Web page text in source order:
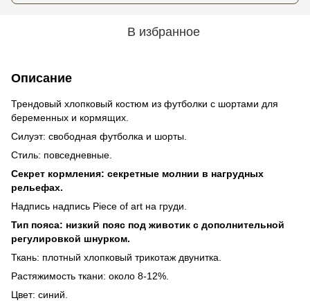
В избранное
Описание
Трендовый хлопковый костюм из футболки с шортами для
беременных и кормящих.
Силуэт: свободная футболка и шорты.
Стиль: повседневные.
Секрет кормления: секретные молнии в нагрудных
рельефах.
Надпись надпись Piece of art на груди.
Тип пояса: низкий пояс под животик с дополнительной
регулировкой шнурком.
Ткань: плотный хлопковый трикотаж двунитка.
Растяжимость ткани: около 8-12%.
Цвет: синий.